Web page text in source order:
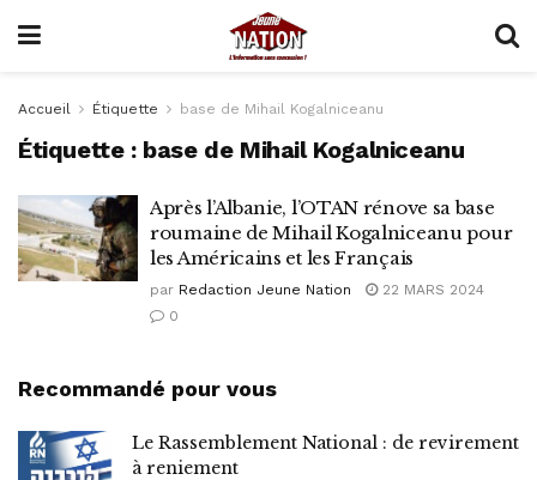
Accueil Étiquette base de Mihail Kogalniceanu
Étiquette : base de Mihail Kogalniceanu
Après l’Albanie, l’OTAN rénove sa base
roumaine de Mihail Kogalniceanu pour
les Américains et les Français
par Redaction Jeune Nation
22 MARS 2024
0
Recommandé pour vous
Le Rassemblement National : de revirement
à reniement